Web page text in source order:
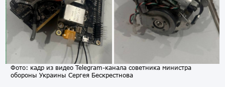
Фото: кадр из видео Telegram-канала советника министра
обороны Украины Сергея Бескрестнова